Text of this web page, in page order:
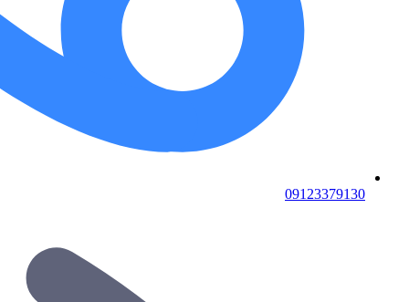
09123379130